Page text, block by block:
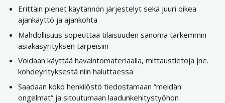
Erittäin pienet käytännön järjestelyt sekä juuri oikea
ajankäyttö ja ajankohta
Mahdollisuus sopeuttaa tilaisuuden sanoma tarkemmin
asiakasyrityksen tarpeisiin
Voidaan käyttää havaintomateriaalia, mittaustietoja jne.
kohdeyrityksestä niin haluttaessa
Saadaan koko henkilöstö tiedostamaan ”meidän
ongelmat” ja sitoutumaan laadunkehitystyöhön